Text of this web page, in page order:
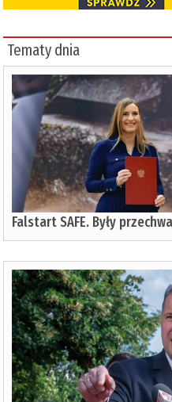
Tematy dnia
Falstart SAFE. Były